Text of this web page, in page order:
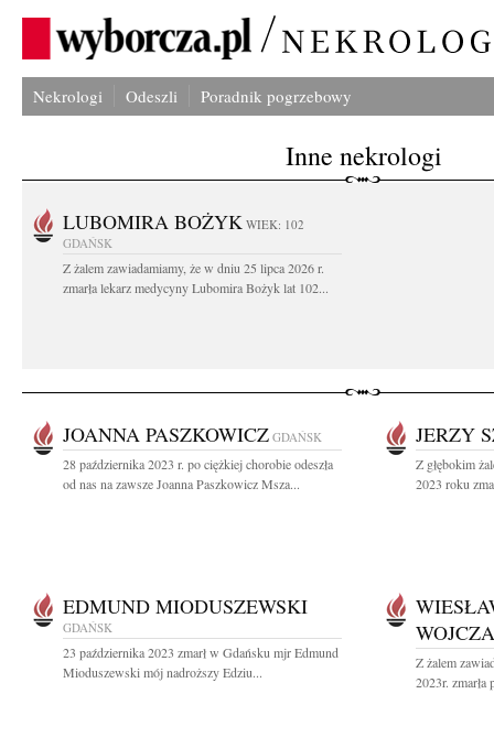
Nekrologi Odeszli Poradnik pogrzebowy
Inne nekrologi
LUBOMIRA BOŻYK WIEK: 102
GDAŃSK
Z żalem zawiadamiamy, że w dniu 25 lipca 2026 r.
zmarła lekarz medycyny Lubomira Bożyk lat 102...
JOANNA PASZKOWICZ GDAŃSK
28 października 2023 r. po ciężkiej chorobie odeszła
od nas na zawsze Joanna Paszkowicz Msza...
JERZY
Z głębokim
2023 roku
EDMUND MIODUSZEWSKI
GDAŃSK
23 października 2023 zmarł w Gdańsku mjr Edmund
Mioduszewski mój nadroższy Edziu...
Z żalem
2023r. zmarła